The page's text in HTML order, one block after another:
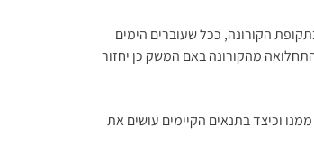
הקורונה, ככל שעוברים הימים
מהקורונה באם המשק כן יחזור
וכיצד בתנאים הקיימים עושים את